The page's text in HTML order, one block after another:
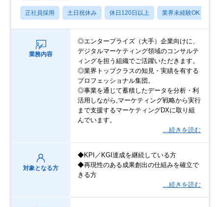
正社員採用 土日祝休み 休日120日以上 業界未経験OK
業務内容
◎エンタープライズ（大手）企業向けに、
デジタルマーケティング領域のコンサルテ
ィングを担う組織でご活躍いただきます。
◎業界トップクラスの知見・実績を有する
プロフェッショナル集団。
◎事業を通じて蓄積したデータを分析・利
活用しながら,マーケティング戦略から実行
まで支援するマーケティングDXに取り組
んでいます。
…続きを読む
対象となる方
◆KPI／KGI達成を継続している方
◆再現性のある成果創出の仕組みを確立で
きる方
…続きを読む